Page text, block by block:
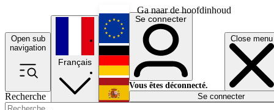
Ga naar de hoofdinhoud
Open sub
navigation
Close menu
Recherche
Français
English
Deutsch
Español
Se connecter
Vous êtes déconnecté.
Se connecter